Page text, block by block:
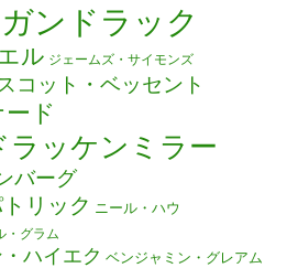
ンドラック
ル ジェームズ・サイモンズ
スコット・ベッセント
ド
ラッケンミラー
バーグ
リック ニール・ハウ
・グラム
ハイエク ベンジャミン・グレアム